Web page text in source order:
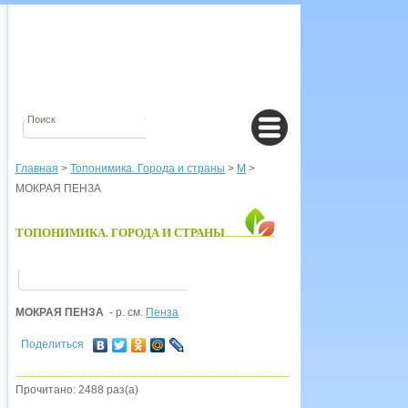
Главная > Топонимика. Города и страны > М >
МОКРАЯ ПЕНЗА
ТОПОНИМИКА. ГОРОДА И СТРАНЫ
МОКРАЯ ПЕНЗА - р. см. Пенза
Поделиться
Прочитано: 2488 раз(а)